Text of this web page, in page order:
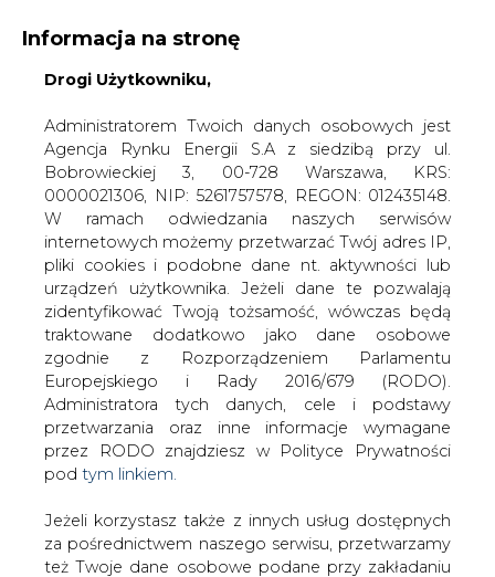
KONTAKT:
WYDAWCA PORTALU:
WYSOKI KONTRAST WIELKOŚĆ TEKSTU A A
ZALOGUJ SIĘ
WŁĄCZ CIRE.TV
Informacja na stronę
Drogi Użytkowniku,
Administratorem Twoich danych osobowych jest
Agencja Rynku Energii S.A z siedzibą przy ul.
Bobrowieckiej 3, 00-728 Warszawa, KRS:
0000021306, NIP: 5261757578, REGON: 012435148.
W ramach odwiedzania naszych serwisów
internetowych możemy przetwarzać Twój adres IP,
pliki cookies i podobne dane nt. aktywności lub
urządzeń użytkownika. Jeżeli dane te pozwalają
zidentyfikować Twoją tożsamość, wówczas będą
traktowane dodatkowo jako dane osobowe
zgodnie z Rozporządzeniem Parlamentu
Europejskiego i Rady 2016/679 (RODO).
Administratora tych danych, cele i podstawy
przetwarzania oraz inne informacje wymagane
przez RODO znajdziesz w Polityce Prywatności
pod tym linkiem.
Jeżeli korzystasz także z innych usług dostępnych
za pośrednictwem naszego serwisu, przetwarzamy
też Twoje dane osobowe podane przy zakładaniu